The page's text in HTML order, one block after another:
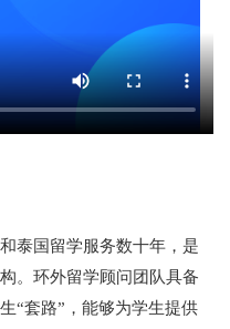
泰国留学服务数十年，是
。环外留学顾问团队具备
“套路”，能够为学生提供